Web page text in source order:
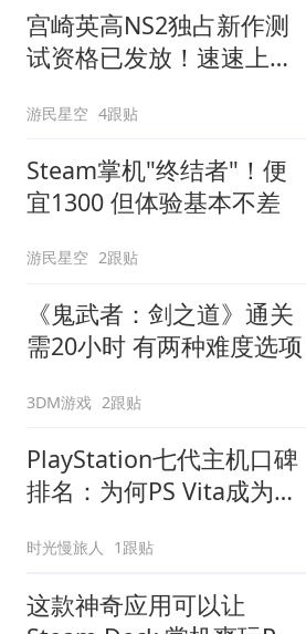
宫崎英高NS2独占新作测
试资格已发放！速速上号
游民星空 4跟贴
Steam掌机"终结者"！便
宜1300 但体验基本不差
游民星空 2跟贴
《鬼武者：剑之道》通关
需20小时 有两种难度选项
3DM游戏 2跟贴
PlayStation七代主机口碑
排名：为何PS Vita成为最
时光慢旅人 1跟贴
这款神奇应用可以让